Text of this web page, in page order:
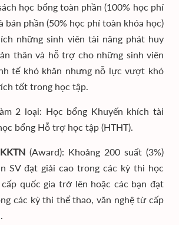
học bổng toàn phần (100% học phí
bán phần (50% học phí toàn khóa học)
những sinh viên tài năng phát huy
thân và hỗ trợ cho những sinh viên
tế khó khăn nhưng nỗ lực vượt khó
tốt trong học tập.
2 loại: Học bổng Khuyến khích tài
bổng Hỗ trợ học tập (HTHT).
(Award): Khoảng 200 suất (3%)
SV đạt giải cao trong các kỳ thi học
quốc gia trở lên hoặc các bạn đạt
các kỳ thi thể thao, văn nghệ từ cấp